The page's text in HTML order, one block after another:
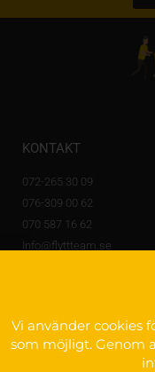
KONTAKT
072-265 30 09
076-309 00 62
070 587 16 62
Info@flyttteam.se
Godkänd för F-skatt
Vi använder cookies
som möjligt. Genom